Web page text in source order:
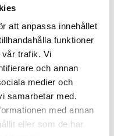
att anpassa innehållet
funktioner
trafik. Vi
och annan
medier och
samarbetar med.
med annan
eller som de har
då inte att
Publicerat
2020-04-24